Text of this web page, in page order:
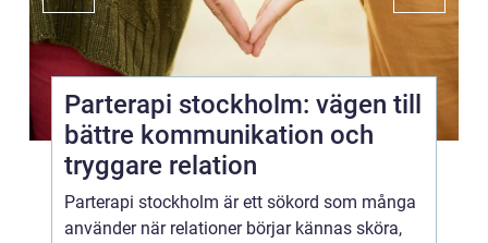
Parterapi stockholm: vägen till
bättre kommunikation och
tryggare relation
Parterapi stockholm är ett sökord som många
använder när relationer börjar kännas sköra,